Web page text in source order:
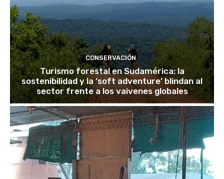
CONSERVACIÓN
Turismo forestal en Sudamérica: la
sostenibilidad y la ‘soft adventure’ blindan al
sector frente a los vaivenes globales